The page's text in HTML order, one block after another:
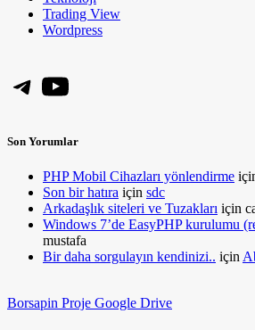
Trading View
Wordpress
Telegram
YouTube
Son Yorumlar
PHP Mobil Cihazları yönlendirme
Son bir hatıra için sdc
Arkadaşlık siteleri ve Tuzakları için
Windows 7’de EasyPHP kurulumu
mustafa
Bir daha sorgulayın kendinizi.. için
Borsapin Proje Google Drive